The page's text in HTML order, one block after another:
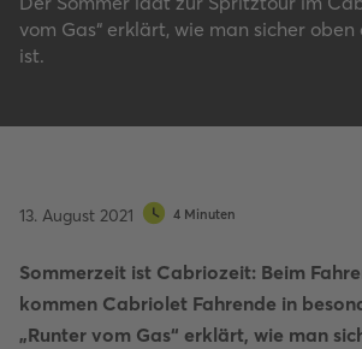
vom Gas“ erklärt, wie man sicher
ist.
13. August 2021 4 Minuten
Sommerzeit ist Cabriozeit: Beim
kommen Cabriolet Fahrende in
„Runter vom Gas“ erklärt, wie man